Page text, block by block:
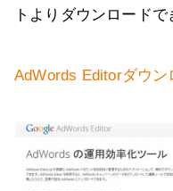
トよりダウンロードで
AdWords Editorダウン